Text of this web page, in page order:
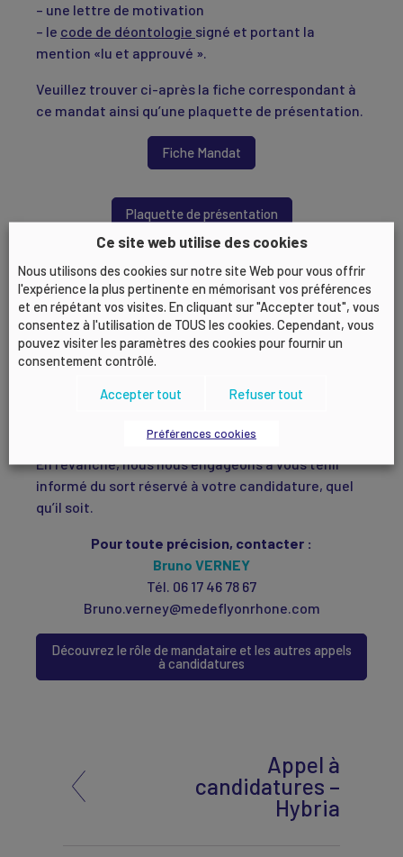
– une lettre de motivation
– le code de déontologie signé et portant la
mention «lu et approuvé ».
Veuillez trouver ci-après la fiche correspondant à
ce mandat ainsi qu’une plaquette de présentation.
Fiche Mandat
Plaquette de présentation
Les dossiers incomplets ne pourront pas être
retenus.
Toutes les candidatures seront soumises pour
validation à la commission des mandats du MEDEF
Lyon-Rhône, ou le cas échéant, à son Bureau.
recevons généralement de nombreuses
recevoir une réponse positive.
En revanche, nous nous engageons à vous tenir
informé du sort réservé à votre candidature, quel
qu’il soit.
Pour toute précision, contacter :
Bruno VERNEY
Tél. 06 17 46 78 67
Bruno.verney@medeflyonrhone.com
Découvrez le rôle de mandataire et les autres appels
à candidatures
Appel à
candidatures –
Hybria
Ce site web utilise des cookies
Nous utilisons des cookies sur notre site Web pour vous offrir
l'expérience la plus pertinente en mémorisant vos préférences
et en répétant vos visites. En cliquant sur "Accepter tout", vous
consentez à l'utilisation de TOUS les cookies. Cependant, vous
pouvez visiter les paramètres des cookies pour fournir un
consentement contrôlé.
Accepter tout Refuser tout
Préférences cookies